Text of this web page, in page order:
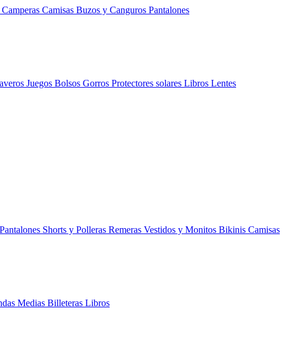
Camperas Camisas Buzos y Canguros Pantalones
Juegos Bolsos Gorros Protectores solares Libros Lentes
Pantalones Shorts y Polleras Remeras Vestidos y Monitos Bikinis Camisas
Medias Billeteras Libros